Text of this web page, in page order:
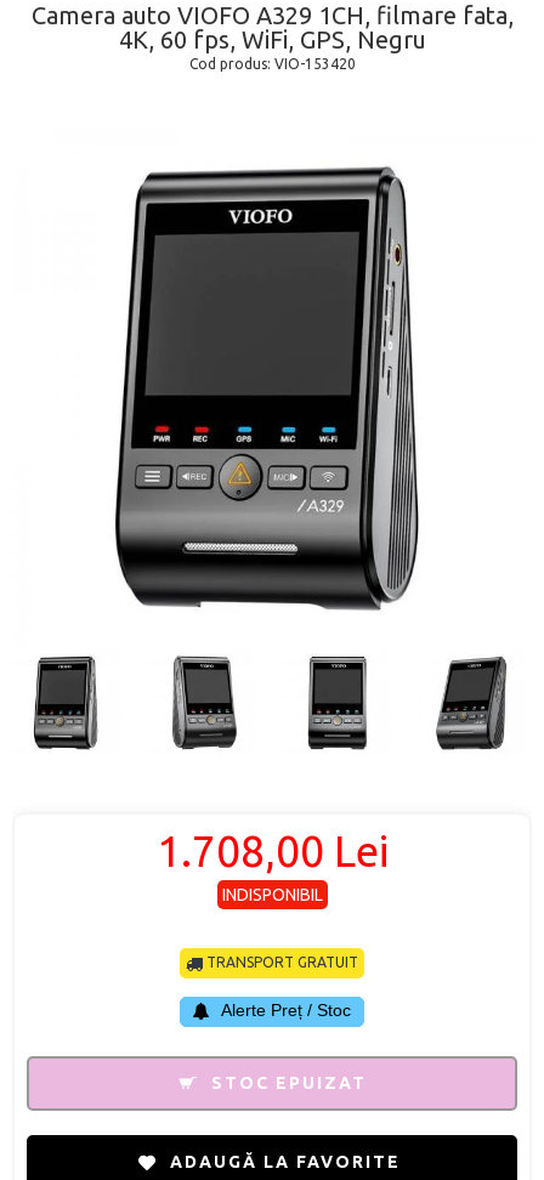
Camera auto VIOFO A329 1CH, filmare fata,
4K, 60 fps, WiFi, GPS, Negru
Cod produs: VIO-153420
1.708,00 Lei
INDISPONIBIL
TRANSPORT GRATUIT
Alerte Preț / Stoc
STOC EPUIZAT
ADAUGĂ LA FAVORITE